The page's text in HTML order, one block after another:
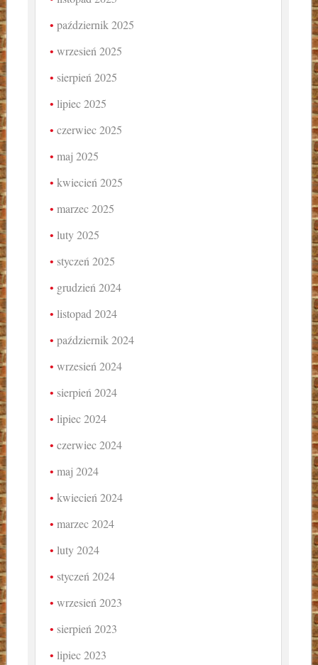
październik 2025
wrzesień 2025
sierpień 2025
lipiec 2025
czerwiec 2025
maj 2025
kwiecień 2025
marzec 2025
luty 2025
styczeń 2025
grudzień 2024
listopad 2024
październik 2024
wrzesień 2024
sierpień 2024
lipiec 2024
czerwiec 2024
maj 2024
kwiecień 2024
marzec 2024
luty 2024
styczeń 2024
wrzesień 2023
sierpień 2023
lipiec 2023